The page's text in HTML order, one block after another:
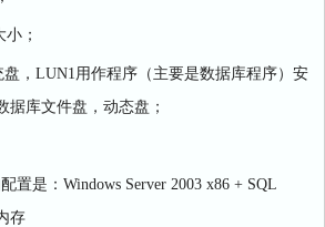
小；
， LUN1用作程序（主要是数据库程序）安
据库文件盘，动态盘；
置是： Windows Server 2003 x86 + SQL
存